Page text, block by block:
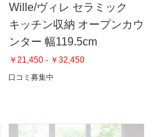
Wille/ヴィレ セラミック
キッチン収納 オープンカウ
ンター 幅119.5cm
￥21,450 - ￥32,450
口コミ募集中